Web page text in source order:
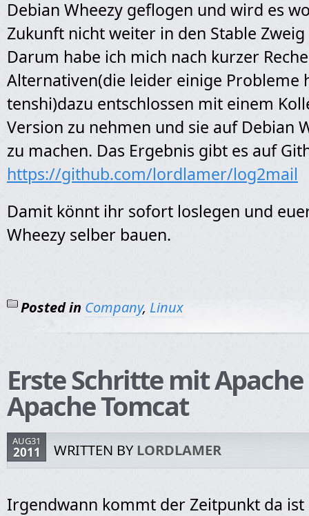
Debian Wheezy geflogen und wird es
Zukunft nicht weiter in den Stable
Darum habe ich mich nach kurzer
Alternativen(die leider einige Probleme
tenshi)dazu entschlossen mit einem
Version zu nehmen und sie auf Debian
zu machen. Das Ergebnis gibt es auf
https://github.com/lordlamer/log2mail
Damit könnt ihr sofort loslegen und
Wheezy selber bauen.
Posted in Company, Linux
Erste Schritte mit
Apache Tomcat
AUG31
2011 WRITTEN BYLORDLAMER
Irgendwann kommt der Zeitpunkt da ist